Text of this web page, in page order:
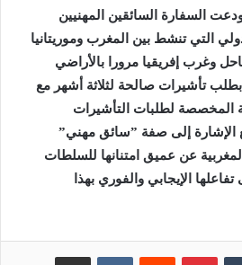
السفارة السائقين المهنيين
التي تنشط بين المغرب وموريتانيا
وغرب إفريقيا مرورا بالأراضي
بطلب تأشيرات صالحة لثلاثة أشهر مع
المخصصة لطلبات التأشيرات
مع الإشارة إلى صفة ”سائق مهني”
عن عميق امتنانها للسلطات
الإيجابي والفوري بهذا
بينتيريست مشاركة عبر البريد